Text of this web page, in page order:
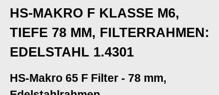
HS-MAKRO F KLASSE M6,
TIEFE 78 MM, FILTERRAHMEN:
EDELSTAHL 1.4301
HS-Makro 65 F Filter - 78 mm,